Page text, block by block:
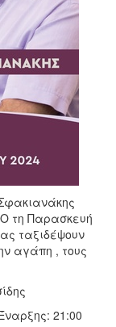
τη Παρασκευή
ταξιδέψουν
αγάπη , τους
21:00